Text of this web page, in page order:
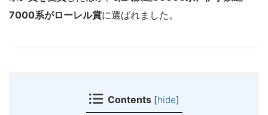
7000系がローレル賞に選ばれました。
Contents [hide]